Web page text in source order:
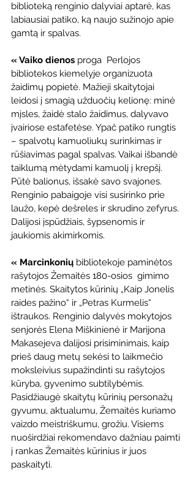
biblioteką renginio dalyviai aptarė, kas
labiausiai patiko, ką naujo sužinojo apie
gamtą ir spalvas.
« Vaiko dienos proga  Perlojos
bibliotekos kiemelyje organizuota
žaidimų popietė. Mažieji skaitytojai
leidosi į smagią užduočių kelionę: minė
mįsles, žaidė stalo žaidimus, dalyvavo
įvairiose estafetėse. Ypač patiko rungtis
– spalvotų kamuoliukų surinkimas ir
rūšiavimas pagal spalvas. Vaikai išbandė
taiklumą mėtydami kamuolį į krepšį.
Pūtė balionus, išsakė savo svajones.
Renginio pabaigoje visi susirinko prie
laužo, kepė dešreles ir skrudino zefyrus.
Dalijosi įspūdžiais, šypsenomis ir
jaukiomis akimirkomis.
« Marcinkonių bibliotekoje paminėtos
rašytojos Žemaitės 180-osios  gimimo
metinės. Skaitytos kūrinių „Kaip Jonelis
raides pažino“ ir „Petras Kurmelis“
ištraukos. Renginio dalyvės mokytojos
senjorės Elena Miškinienė ir Marijona
Makasejeva dalijosi prisiminimais, kaip
prieš daug metų sekėsi to laikmečio
moksleivius supažindinti su rašytojos
kūryba, gyvenimo subtilybėmis.
Pasidžiaugė skaitytų kūrinių personažų
gyvumu, aktualumu, Žemaitės kuriamo
vaizdo meistriškumu, grožiu. Visiems
nuoširdžiai rekomendavo dažniau paimti
į rankas Žemaitės kūrinius ir juos
paskaityti.